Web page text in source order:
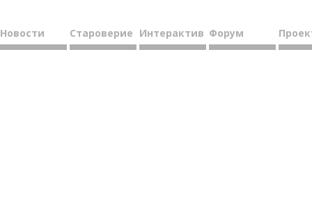
Новости Староверие Интерактив Форум